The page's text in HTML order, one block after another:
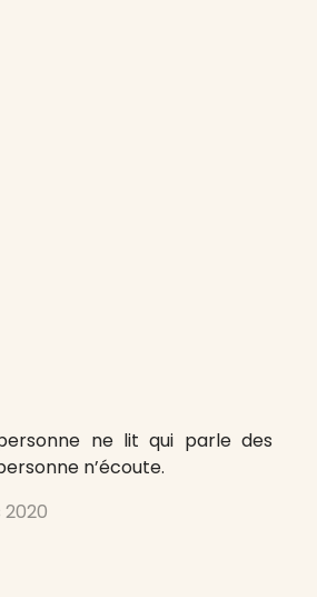
ne lit qui parle des
n’écoute.